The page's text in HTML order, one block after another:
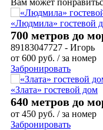
Вам может
«Людмила» гостевой
700 метров до
89183047727 - Игорь
от 600 руб. / за номер
Забронировать
«Злата» гостевой дом
640 метров до
от 450 руб. / за номер
Забронировать